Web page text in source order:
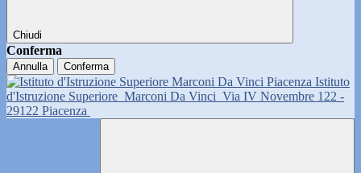
Chiudi
Conferma
Annulla Conferma
Istituto
d'Istruzione Superiore Marconi Da Vinci Via IV Novembre 122 -
29122 Piacenza